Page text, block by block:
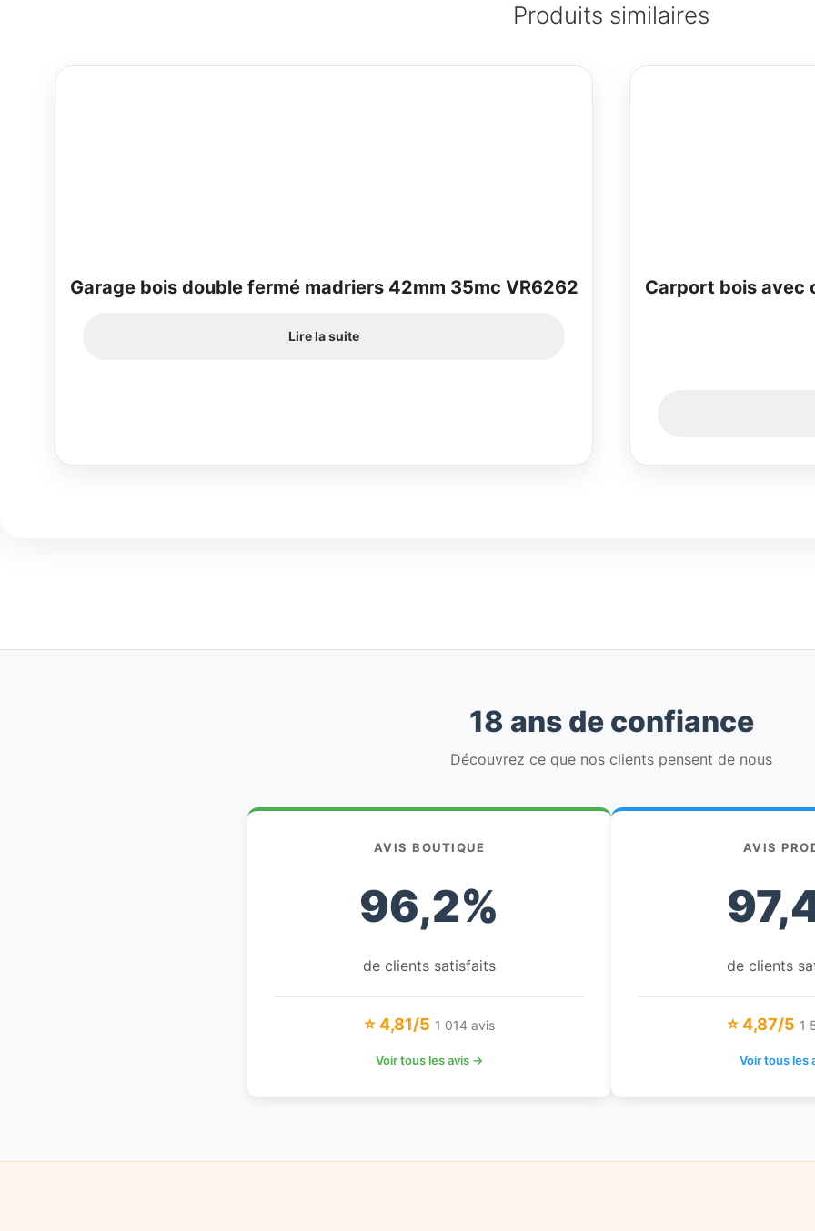
Produits similaires
Garage bois double fermé madriers 42mm 35mc VR6262
Lire la suite
Carport bois avec
18 ans de confiance
Découvrez ce que nos clients pensent de nous
AVIS BOUTIQUE
96,2%
de clients satisfaits
⭐ 4,81/5 1 014 avis
Voir tous les avis →
AVIS
de clients
⭐ 4,87/5 1
Voir tous les